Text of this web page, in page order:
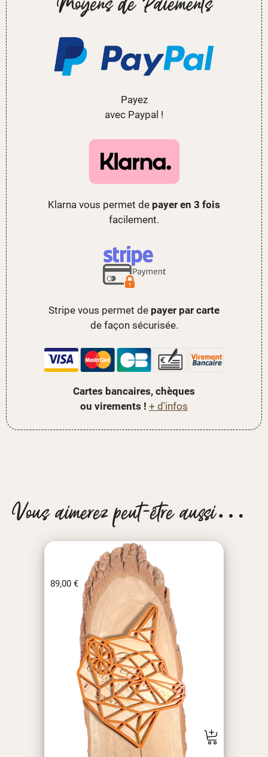
Payez
avec Paypal !
Klarna vous permet de payer en 3 fois
facilement.
Stripe vous permet de payer par carte
de façon sécurisée.
Cartes bancaires, chèques
ou virements ! + d'infos
Vous aimerez peut-être aussi…
89,00 €